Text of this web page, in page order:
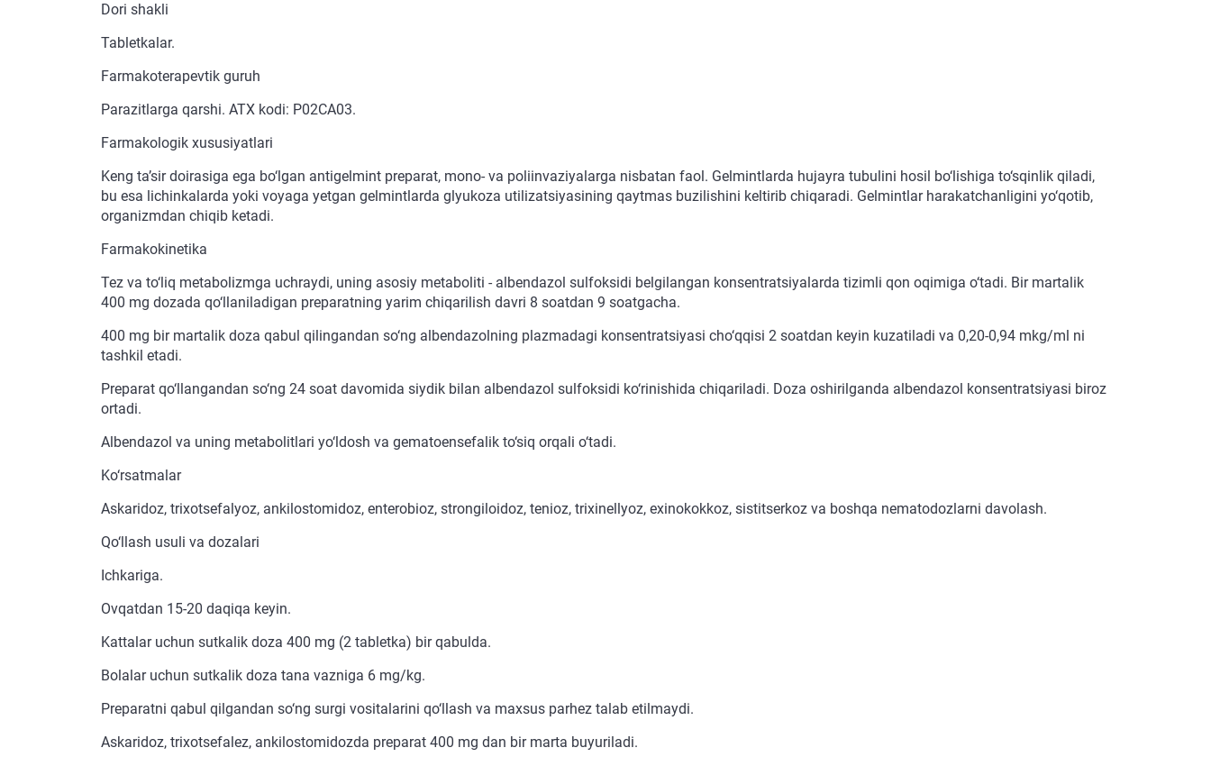
Dori shakli
Tabletkalar.
Farmakoterapevtik guruh
Parazitlarga qarshi. ATX kodi: P02CA03.
Farmakologik xususiyatlari
Keng ta’sir doirasiga ega bo‘lgan antigelmint preparat, mono- va poliinvaziyalarga nisbatan faol. Gelmintlarda hujayra tubulini hosil bo‘lishiga to‘sqinlik qiladi,
bu esa lichinkalarda yoki voyaga yetgan gelmintlarda glyukoza utilizatsiyasining qaytmas buzilishini keltirib chiqaradi. Gelmintlar harakatchanligini yo‘qotib,
organizmdan chiqib ketadi.
Farmakokinetika
Tez va to‘liq metabolizmga uchraydi, uning asosiy metaboliti - albendazol sulfoksidi belgilangan konsentratsiyalarda tizimli qon oqimiga o‘tadi. Bir martalik
400 mg dozada qo‘llaniladigan preparatning yarim chiqarilish davri 8 soatdan 9 soatgacha.
400 mg bir martalik doza qabul qilingandan so‘ng albendazolning plazmadagi konsentratsiyasi cho‘qqisi 2 soatdan keyin kuzatiladi va 0,20-0,94 mkg/ml ni
tashkil etadi.
Preparat qo‘llangandan so‘ng 24 soat davomida siydik bilan albendazol sulfoksidi ko‘rinishida chiqariladi. Doza oshirilganda albendazol konsentratsiyasi biroz
ortadi.
Albendazol va uning metabolitlari yo‘ldosh va gematoensefalik to‘siq orqali o‘tadi.
Ko‘rsatmalar
Askaridoz, trixotsefalyoz, ankilostomidoz, enterobioz, strongiloidoz, tenioz, trixinellyoz, exinokokkoz, sistitserkoz va boshqa nematodozlarni davolash.
Qo‘llash usuli va dozalari
Ichkariga.
Ovqatdan 15-20 daqiqa keyin.
Kattalar uchun sutkalik doza 400 mg (2 tabletka) bir qabulda.
Bolalar uchun sutkalik doza tana vazniga 6 mg/kg.
Preparatni qabul qilgandan so‘ng surgi vositalarini qo‘llash va maxsus parhez talab etilmaydi.
Askaridoz, trixotsefalez, ankilostomidozda preparat 400 mg dan bir marta buyuriladi.